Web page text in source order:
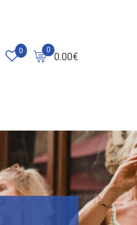
0.00€
0
0